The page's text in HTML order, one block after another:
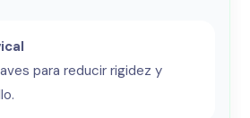
para reducir rigidez y